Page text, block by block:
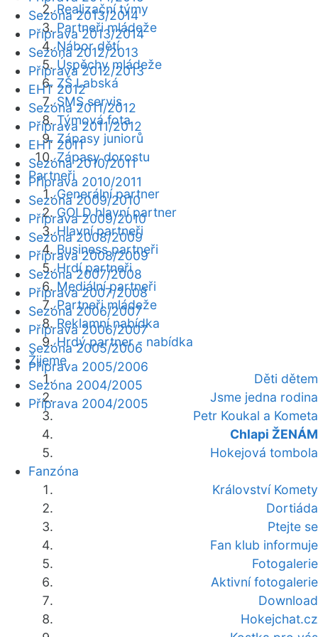
Realizační týmy
Partneři mládeže
Nábor dětí
Úspěchy mládeže
ZŠ Labská
SMS servis
Týmová fota
Zápasy juniorů
Zápasy dorostu
Partneři
Generální partner
GOLD hlavní partner
Hlavní partneři
Business partneři
Hrdí partneři
Mediální partneři
Partneři mládeže
Reklamní nabídka
Hrdý partner - nabídka
Žijeme
Děti dětem
Jsme jedna rodina
Petr Koukal a Kometa
Chlapi ŽENÁM
Hokejová tombola
Fanzóna
Království Komety
Dortiáda
Ptejte se
Fan klub informuje
Fotogalerie
Aktivní fotogalerie
Download
Hokejchat.cz
Sezóna 2013/2014
Příprava 2013/2014
Sezóna 2012/2013
Příprava 2012/2013
EHT 2012
Sezóna 2011/2012
Příprava 2011/2012
EHT 2011
Sezóna 2010/2011
Příprava 2010/2011
Sezóna 2009/2010
Příprava 2009/2010
Sezóna 2008/2009
Příprava 2008/2009
Sezóna 2007/2008
Příprava 2007/2008
Sezóna 2006/2007
Příprava 2006/2007
Sezóna 2005/2006
Příprava 2005/2006
Sezóna 2004/2005
Příprava 2004/2005